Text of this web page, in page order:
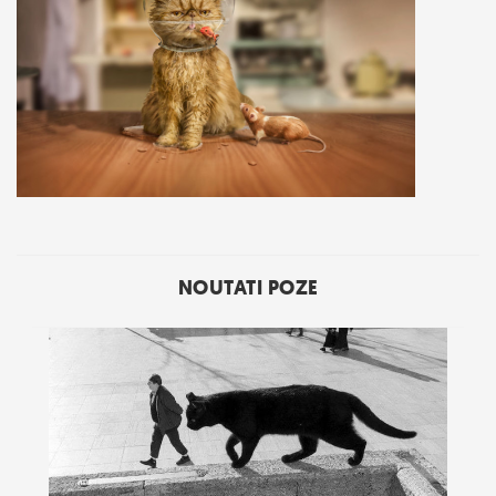
NOUTATI POZE